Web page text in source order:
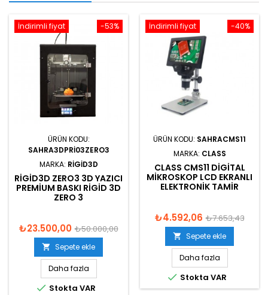
-53%
İndirimli fiyat
ÜRÜN KODU:
SAHRA3DPRI03ZERO3
MARKA: RIGID3D
RIGID3D ZERO3 3D YAZICI
PREMIUM BASKI RIGID 3D
ZERO 3
₺23.500,00 ₺50.000,00
 Sepete ekle
Daha fazla
 Stokta VAR
-40%
İndirimli fiyat
ÜRÜN KODU: SAHRACMS11
MARKA: CLASS
CLASS CMS11 DIGITAL
MIKROSKOP LCD EKRANLI
ELEKTRONIK TAMIR
₺4.592,06 ₺7.653,43
 Sepete ekle
Daha fazla
 Stokta VAR